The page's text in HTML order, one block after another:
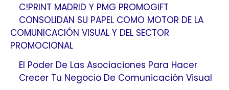
C!PRINT MADRID Y PMG PROMOGIFT
CONSOLIDAN SU PAPEL COMO MOTOR DE LA
COMUNICACIÓN VISUAL Y DEL SECTOR
PROMOCIONAL
El Poder De Las Asociaciones Para Hacer
Crecer Tu Negocio De Comunicación Visual